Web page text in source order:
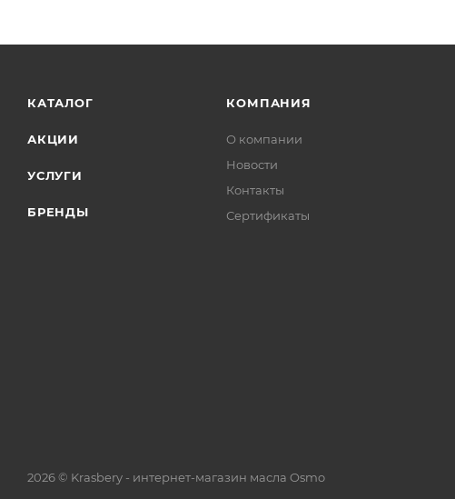
КАТАЛОГ
АКЦИИ
УСЛУГИ
БРЕНДЫ
КОМПАНИЯ
О компании
Новости
Контакты
Сертификаты
2026 © Krasbery - интернет-магазин масла Osmo